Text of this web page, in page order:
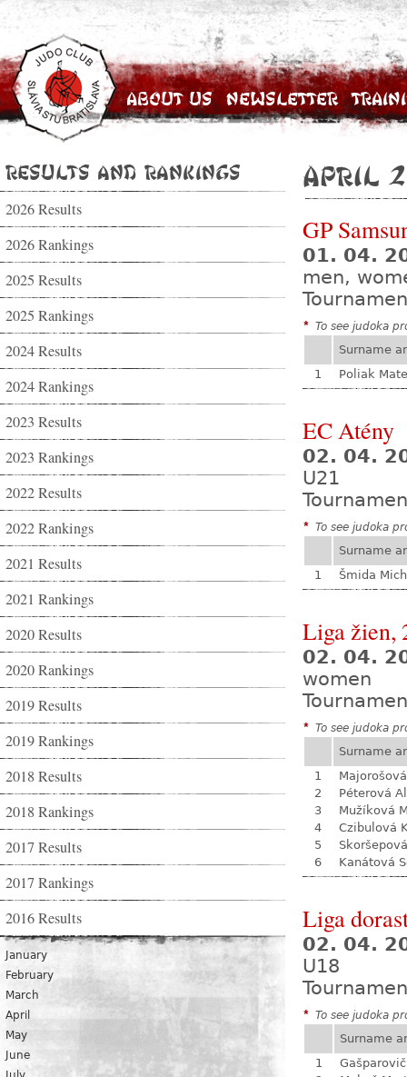
About Us Newsletter
Results and Rankings
2026 Results
2026 Rankings
2025 Results
2025 Rankings
2024 Results
2024 Rankings
2023 Results
2023 Rankings
2022 Results
2022 Rankings
2021 Results
2021 Rankings
2020 Results
2020 Rankings
2019 Results
2019 Rankings
2018 Results
2018 Rankings
2017 Results
2017 Rankings
2016 Results
January
February
March
April
May
June
April
GP
01. 04.
men,
* To see judoka
Surname
1
Poliak
EC Atény
02. 04.
U21
* To see judoka
Surname
1
Šmida
Liga žien,
02. 04.
women
* To see judoka
Surname
1
2
Péterová
3
Mužíková
4
Czibulová
5
6
Kanátová
Liga
02. 04.
U18
* To see judoka
Surname
1